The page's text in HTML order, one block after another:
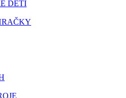
DETI